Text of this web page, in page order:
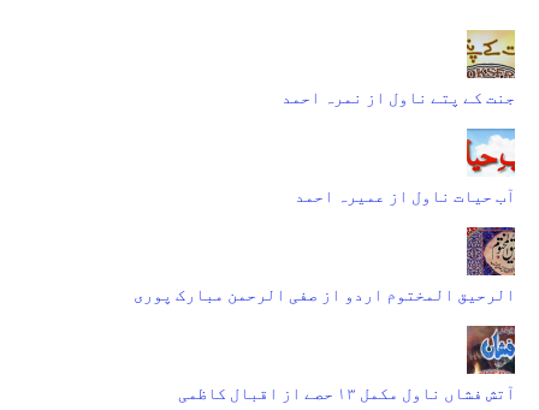
جنت کے پتے ناول از نمرہ احمد
آب حیات ناول از عمیرہ احمد
الرحیق المختوم اردو از صفی الرحمن مبارک پوری
آتش فشاں ناول مکمل ۱۳ حصے از اقبال کاظمی